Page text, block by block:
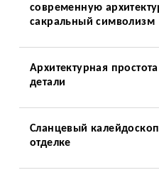
современную
сакральный символизм
Архитектурная
детали
Сланцевый
отделке